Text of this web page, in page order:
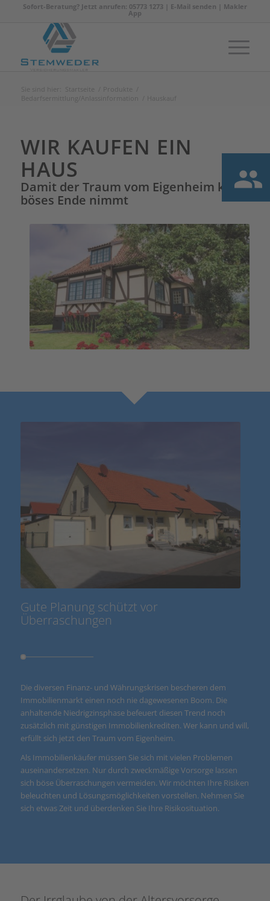
Sofort-Beratung? Jetzt anrufen: 05773 1273 | E-Mail senden Makler
App
Sie sind hier: Startseite Produkte
Bedarfsermittlung/Anlassinformation
Hauskauf
WIR KAUFEN EIN
HAUS
Damit der Traum vom Eigenheim kein
böses Ende nimmt
Gute Planung schützt vor
Überraschungen
Die diversen Finanz- und Währungskrisen bescheren dem
Immobilienmarkt einen noch nie dagewesenen Boom. Die
anhaltende Niedrigzinsphase befeuert diesen Trend noch
zusätzlich mit günstigen Immobilienkrediten. Wer kann und will,
erfüllt sich jetzt den Traum vom Eigenheim.
Als Immobilienkäufer müssen Sie sich mit vielen Problemen
auseinandersetzen. Nur durch zweckmäßige Vorsorge lassen
sich böse Überraschungen vermeiden. Wir möchten Ihre Risiken
beleuchten und Lösungsmöglichkeiten vorstellen. Nehmen Sie
sich etwas Zeit und überdenken Sie Ihre Risikosituation.